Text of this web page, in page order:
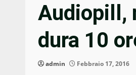
Audiopill,
dura 10
admin Febbraio 17, 2016